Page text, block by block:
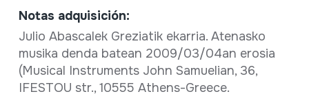
Notas adquisición:
Julio Abascalek Greziatik ekarria. Atenasko
musika denda batean 2009/03/04an erosia
(Musical Instruments John Samuelian, 36,
IFESTOU str., 10555 Athens-Greece.